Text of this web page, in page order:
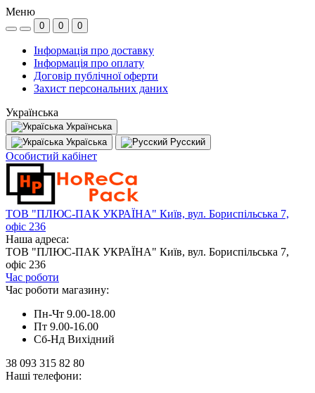
Меню
0 0 0
Інформація про доставку
Інформація про оплату
Договір публічної оферти
Захист персональних даних
Українська
Українська
Україська
Русский
Особистий кабінет
ТОВ "ПЛЮС-ПАК УКРАЇНА" Київ, вул. Бориспільська 7,
офіс 236
Наша адреса:
ТОВ "ПЛЮС-ПАК УКРАЇНА" Київ, вул. Бориспільська 7,
офіс 236
Час роботи
Час роботи магазину:
Пн-Чт 9.00-18.00
Пт 9.00-16.00
Сб-Нд Вихідний
38 093 315 82 80
Наші телефони: